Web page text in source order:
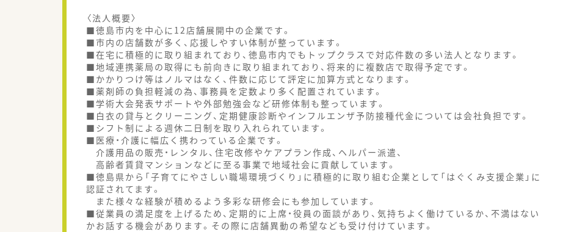
〈法人概要〉
■徳島市内を中心に12店舗展開中の企業です。
■市内の店舗数が多く、応援しやすい体制が整っています。
■在宅に積極的に取り組まれており、徳島市内でもトップクラスで対応件数の多い法人となります。
■地域連携薬局の取得にも前向きに取り組まれており、将来的に複数店で取得予定です。
■かかりつけ等はノルマはなく、件数に応じて評定に加算方式となります。
■薬剤師の負担軽減の為、事務員を定数より多く配置されています。
■学術大会発表サポートや外部勉強会など研修体制も整っています。
■白衣の貸与とクリーニング、定期健康診断やインフルエンザ予防接種代金については会社負担です。
■シフト制による週休二日制を取り入れられています。
■医療・介護に幅広く携わっている企業です。
介護用品の販売・レンタル、住宅改修やケアプラン作成、ヘルパー派遣、
高齢者賃貸マンションなどに至る事業で地域社会に貢献しています。
■徳島県から「子育てにやさしい職場環境づくり」に積極的に取り組む企業として「はぐくみ支援企業」に
認証されてます。
また様々な経験が積めるよう多彩な研修会にも参加しています。
■従業員の満足度を上げるため、定期的に上席・役員の面談があり、気持ちよく働けているか、不満はない
かお話する機会があります。その際に店舗異動の希望なども受け付けています。